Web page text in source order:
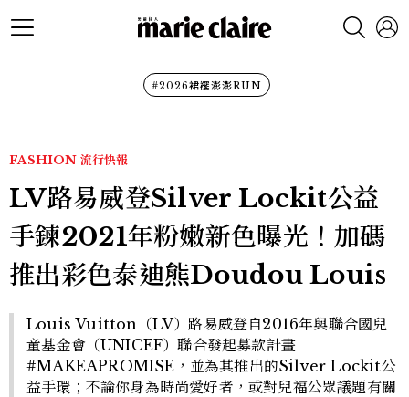
#2026裙襬澎澎RUN
FASHION 流行快報
LV路易威登Silver Lockit公益
手鍊2021年粉嫩新色曝光！加碼
推出彩色泰迪熊Doudou Louis
Louis Vuitton（LV）路易威登自2016年與聯合國兒
童基金會（UNICEF）聯合發起募款計畫
#MAKEAPROMISE，並為其推出的Silver Lockit公
益手環；不論你身為時尚愛好者，或對兒福公眾議題有關